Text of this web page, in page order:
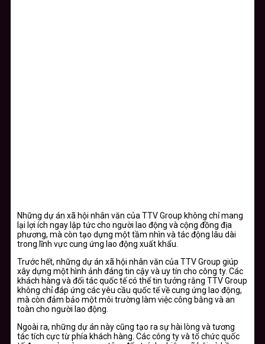
Những dự án xã hội nhân văn của TTV Group không chỉ mang
lại lợi ích ngay lập tức cho người lao động và cộng đồng địa
phương, mà còn tạo dựng một tầm nhìn và tác động lâu dài
trong lĩnh vực cung ứng lao động xuất khẩu.
Trước hết, những dự án xã hội nhân văn của TTV Group giúp
xây dựng một hình ảnh đáng tin cậy và uy tín cho công ty. Các
khách hàng và đối tác quốc tế có thể tin tưởng rằng TTV Group
không chỉ đáp ứng các yêu cầu quốc tế về cung ứng lao động,
mà còn đảm bảo một môi trường làm việc công bằng và an
toàn cho người lao động.
Ngoài ra, những dự án này cũng tạo ra sự hài lòng và tương
tác tích cực từ phía khách hàng. Các công ty và tổ chức quốc